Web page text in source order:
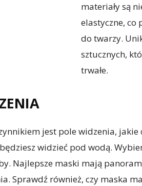
materiały są
elastyczne, co
do twarzy.
sztucznych,
trwałe.
jest pole widzenia,
widzieć pod wodą.
Najlepsze maski mają
Sprawdź również, czy maska